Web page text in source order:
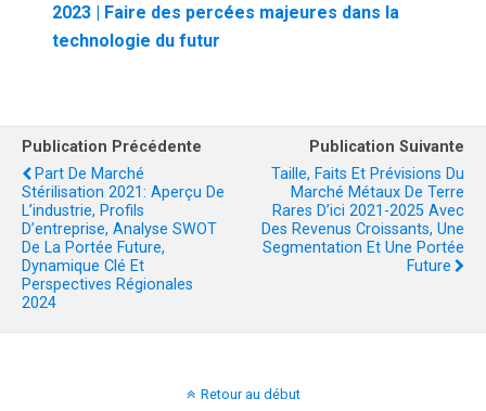
2023 | Faire des percées majeures dans la
technologie du futur
Publication Précédente
Part De Marché
Stérilisation 2021: Aperçu De
L’industrie, Profils
D’entreprise, Analyse SWOT
De La Portée Future,
Dynamique Clé Et
Perspectives Régionales
2024
Publication Suivante
Taille, Faits Et Prévisions Du
Marché Métaux De Terre
Rares D’ici 2021-2025 Avec
Des Revenus Croissants, Une
Segmentation Et Une Portée
Future
Retour au début